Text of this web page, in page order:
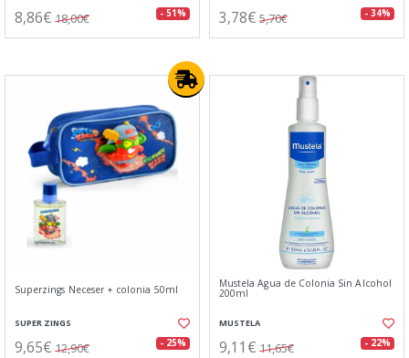
8,86€ 18,00€ - 51% 3,78€ 5,70€ - 34%
Superzings Neceser + colonia 50ml
SUPER ZINGS
9,65€ 12,90€ - 25%
Mustela Agua de Colonia Sin Alcohol
200ml
MUSTELA
9,11€ 11,65€ - 22%